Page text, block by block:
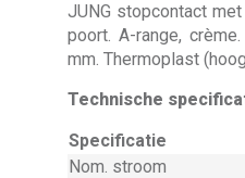
JUNG stopcontact
poort. A-range,
mm. Thermoplast
Technische
Specificatie
Nom. stroom